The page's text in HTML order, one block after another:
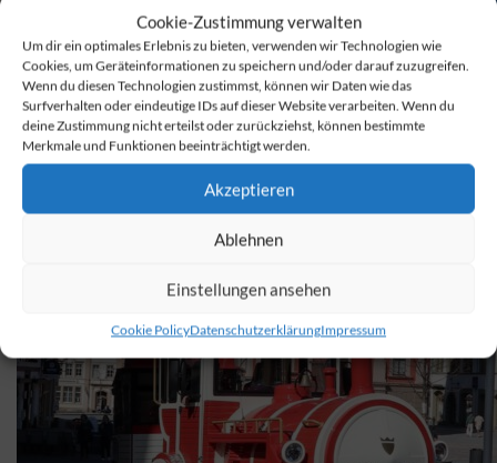
Cookie-Zustimmung verwalten
Um dir ein optimales Erlebnis zu bieten, verwenden wir Technologien wie
Cookies, um Geräteinformationen zu speichern und/oder darauf zuzugreifen.
Wenn du diesen Technologien zustimmst, können wir Daten wie das
Surfverhalten oder eindeutige IDs auf dieser Website verarbeiten. Wenn du
deine Zustimmung nicht erteilst oder zurückziehst, können bestimmte
Merkmale und Funktionen beeinträchtigt werden.
Akzeptieren
Ablehnen
Einstellungen ansehen
Cookie PolicyDatenschutzerklärungImpressum